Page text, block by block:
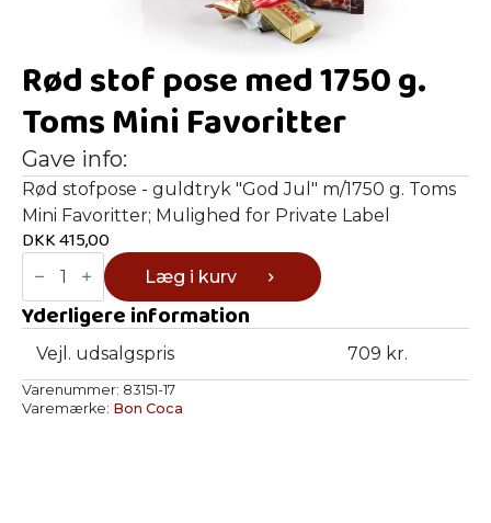
Rød stof pose med 1750 g.
Toms Mini Favoritter
Gave info:
Rød stofpose - guldtryk "God Jul" m/1750 g. Toms
Mini Favoritter; Mulighed for Private Label
DKK415,00
Rød
stof
pose
med
1750
Toms
Mini
Favoritter
antal
Læg i kurv
Yderligere information
Vejl. udsalgspris 709 kr.
Varenummer: 83151-17
Varemærke: Bon Coca